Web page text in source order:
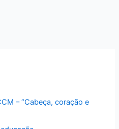
– “Cabeça, coração e